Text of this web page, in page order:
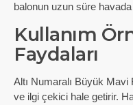
balonun uzun süre havada
Kullanım
Faydaları
Altı Numaralı Büyük
ve ilgi çekici hale getirir.